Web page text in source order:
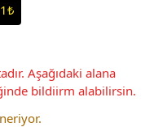
Aşağıdaki alana
bildiirm alabilirsin.